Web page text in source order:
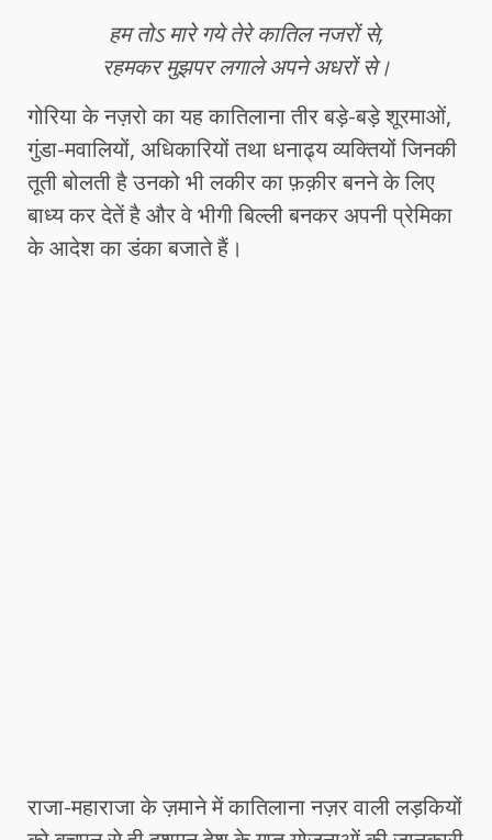
हम तोऽ मारे गये तेरे कातिल नजरों से,
रहमकर मुझपर लगाले अपने अधरों से।
गोरिया के नज़रो का यह कातिलाना तीर बड़े-बड़े शूरमाओं,
गुंडा-मवालियों, अधिकारियों तथा धनाढ्य व्यक्तियों जिनकी
तूती बोलती है उनको भी लकीर का फ़क़ीर बनने के लिए
बाध्य कर देतें है और वे भीगी बिल्ली बनकर अपनी प्रेमिका
के आदेश का डंका बजाते हैं।
राजा-महाराजा के ज़माने में कातिलाना नज़र वाली लड़कियों